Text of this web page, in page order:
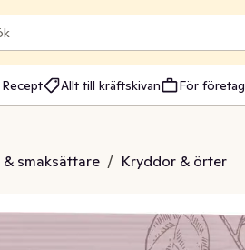
Recept Allt till kräftskivan För företag
smaksättare / Kryddor & örter